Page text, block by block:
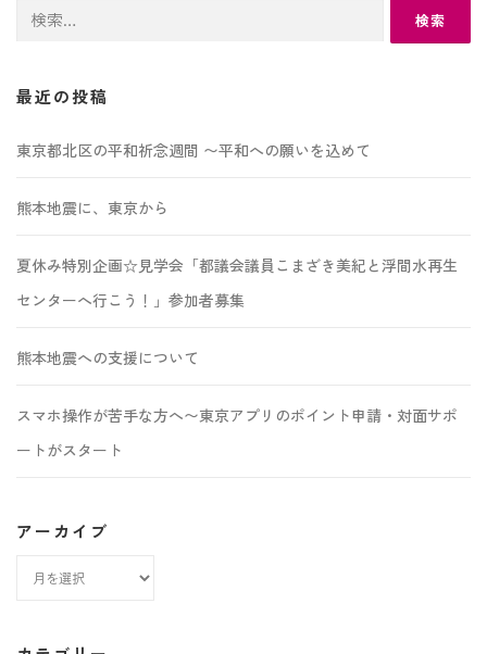
検
最近の投稿
東京都北区の平和祈念週間 〜平和への願いを込めて
熊本地震に、東京から
夏休み特別企画☆見学会「都議会議員こまざき美紀と浮間水再生
センターへ行こう！」参加者募集
熊本地震への支援について
スマホ操作が苦手な方へ〜東京アプリのポイント申請・対面サポ
ートがスタート
アーカイブ
カ